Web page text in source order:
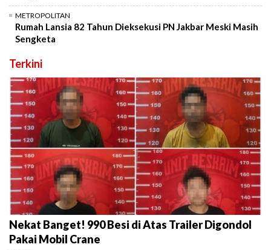
METROPOLITAN
Rumah Lansia 82 Tahun Dieksekusi PN Jakbar Meski Masih
Sengketa
Terkini
Nekat Banget! 990 Besi di Atas Trailer Digondol
Pakai Mobil Crane